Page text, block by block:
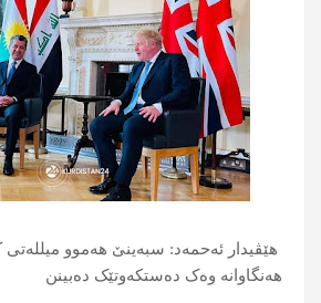
هێڤیدار ئەحمەد: سبەینێ ھەموو
ھەنگاوانە وەک دەستکەوتێک دەبینن